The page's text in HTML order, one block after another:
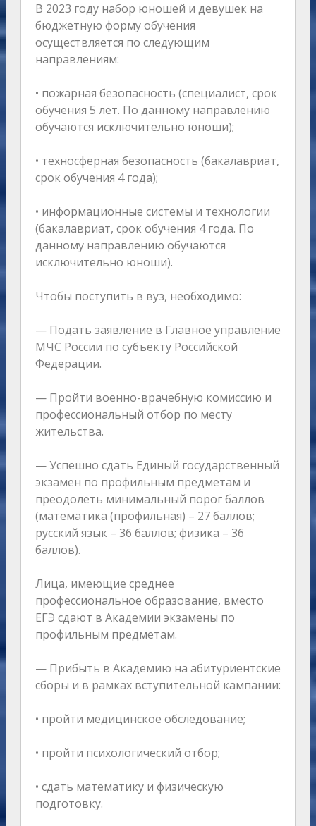
В 2023 году набор юношей и девушек на
бюджетную форму обучения
осуществляется по следующим
направлениям:
• пожарная безопасность (специалист, срок
обучения 5 лет. По данному направлению
обучаются исключительно юноши);
• техносферная безопасность (бакалавриат,
срок обучения 4 года);
• информационные системы и технологии
(бакалавриат, срок обучения 4 года. По
данному направлению обучаются
исключительно юноши).
Чтобы поступить в вуз, необходимо:
— Подать заявление в Главное управление
МЧС России по субъекту Российской
Федерации.
— Пройти военно-врачебную комиссию и
профессиональный отбор по месту
жительства.
— Успешно сдать Единый государственный
экзамен по профильным предметам и
преодолеть минимальный порог баллов
(математика (профильная) – 27 баллов;
русский язык – 36 баллов; физика – 36
баллов).
Лица, имеющие среднее
профессиональное образование, вместо
ЕГЭ сдают в Академии экзамены по
профильным предметам.
— Прибыть в Академию на абитуриентские
сборы и в рамках вступительной кампании:
• пройти медицинское обследование;
• пройти психологический отбор;
• сдать математику и физическую
подготовку.